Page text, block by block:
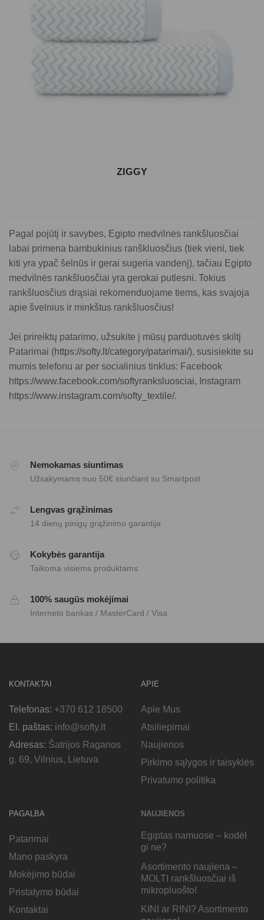
ZIGGY
Pagal pojūtį ir savybes, Egipto medvilnės rankšluosčiai
labai primena bambukinius ranškluosčius (tiek vieni, tiek
kiti yra ypač šelnūs ir gerai sugeria vandenį), tačiau Egipto
medvilnės rankšluosčiai yra gerokai putlesni. Tokius
rankšluosčius drąsiai rekomenduojame tiems, kas svajoja
apie švelnius ir minkštus rankšluosčius!
Jei prireiktų patarimo, užsukite į mūsų parduotuvės skiltį
Patarimai (https://softy.lt/category/patarimai/), susisiekite su
mumis telefonu ar per socialinius tinklus: Facebook
https://www.facebook.com/softyranksluosciai, Instagram
https://www.instagram.com/softy_textile/.
Nemokamas siuntimas
Užsakymams nuo 50€ siunčiant su Smartpost
Lengvas grąžinimas
14 dienų pinigų grąžinimo garantija
Kokybės garantija
Taikoma visiems produktams
100% saugūs mokėjimai
Interneto bankas / MasterCard / Visa
KONTAKTAI
Telefonas: +370 612 18500
El. paštas: info@softy.lt
Adresas: Šatrijos Raganos
g. 69, Vilnius, Lietuva
APIE
Apie Mus
Atsiliepimai
Naujienos
Pirkimo sąlygos ir taisyklės
Privatumo politika
PAGALBA
Patarimai
Mano paskyra
Mokėjimo būdai
Pristatymo būdai
Kontaktai
NAUJIENOS
Egiptas namuose – kodėl
gi ne?
Asortimento naujiena –
MOLTI rankšluosčiai iš
mikropluošto!
KINI ar RINI? Asortimento